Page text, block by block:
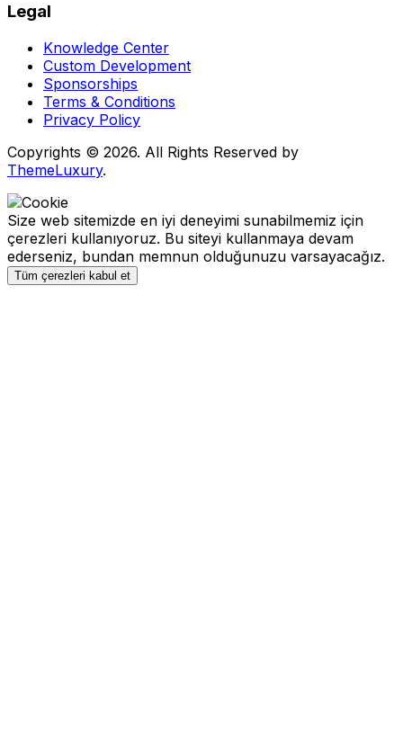
Legal
Knowledge Center
Custom Development
Sponsorships
Terms & Conditions
Privacy Policy
Copyrights © 2026. All Rights Reserved by
ThemeLuxury.
Size web sitemizde en iyi deneyimi sunabilmemiz için
çerezleri kullanıyoruz. Bu siteyi kullanmaya devam
ederseniz, bundan memnun olduğunuzu varsayacağız.
Tüm çerezleri kabul et